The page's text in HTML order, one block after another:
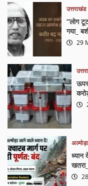
उत्तराखंड
“लोग
गया_
29
अल्मोड़ा
ध्यान